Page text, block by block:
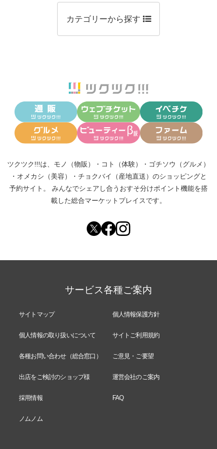
カテゴリーから探す
ツクツク!!!は、 モノ（物販） ・ コト（体験） ・ ゴチソウ（グルメ）
・ オメカシ（美容） ・ チョクバイ（産地直送） のショッピングと
予約サイト。
みんなでシェアし合う おすそ分けポイント機能を搭
載した総合マーケットプレイスです。
サービス各種ご案内
サイトマップ 個人情報保護方針
個人情報の取り扱いについて サイトご利用規約
各種お問い合わせ（総合窓口） ご意見・ご要望
出店をご検討のショップ様 運営会社のご案内
採用情報 FAQ
ノムノム